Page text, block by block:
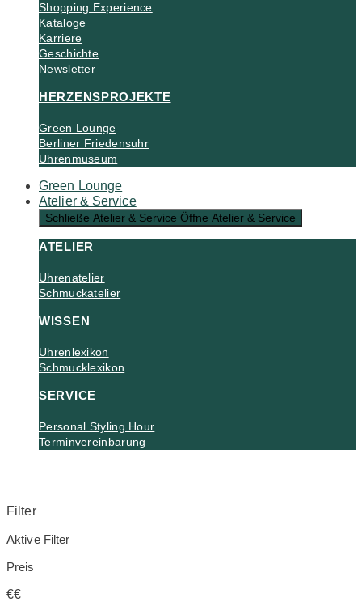
Shopping Experience
Kataloge
Karriere
Geschichte
Newsletter
HERZENSPROJEKTE
Green Lounge
Berliner Friedensuhr
Uhrenmuseum
Green Lounge
Atelier & Service
Schließe Atelier & Service Öffne Atelier & Service
ATELIER
Uhrenatelier
Schmuckatelier
WISSEN
Uhrenlexikon
Schmucklexikon
SERVICE
Personal Styling Hour
Terminvereinbarung
Filter
Aktive Filter
Preis
€€